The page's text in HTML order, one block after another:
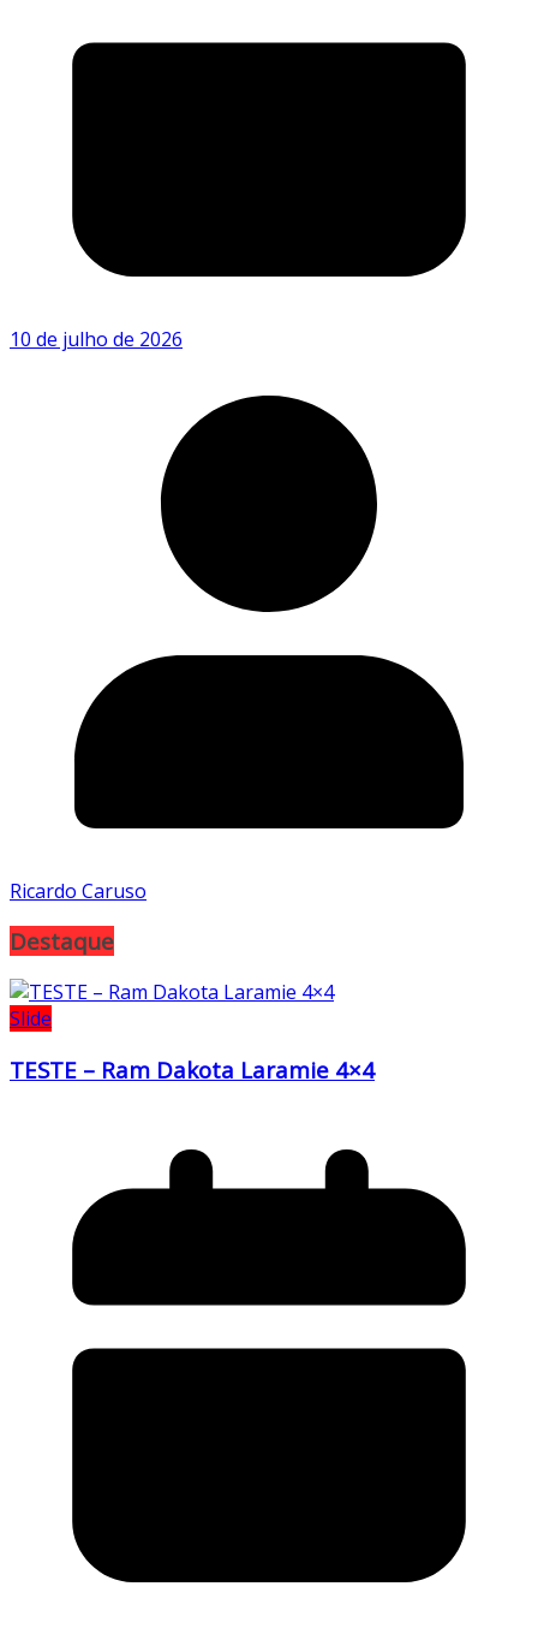
10 de julho de 2026
Ricardo Caruso
Destaque
Slide
TESTE – Ram Dakota Laramie 4×4